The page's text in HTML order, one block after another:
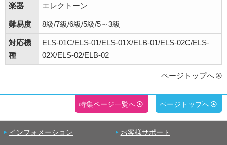
楽器 エレクトーン
難易度 8級/7級/6級/5級/5～3級
対応機
種
ELS-01C/ELS-01/ELS-01X/ELB-01/ELS-02C/ELS-
02X/ELS-02/ELB-02
ページトップへ
特集ページ一覧へ ページトップへ
インフォメーション お客様サポート